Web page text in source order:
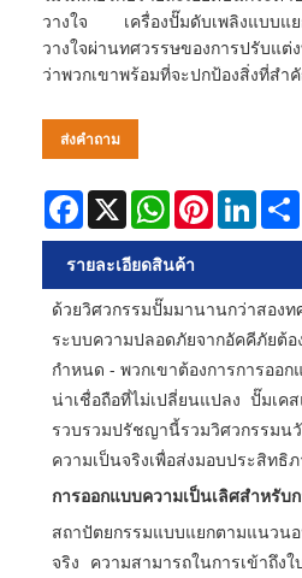
วางใจ เครื่องปั๊มดับเพลิงแบบแย
วางใจผ่านทศวรรษของการปรับแต่
ว่าพวกเขาพร้อมที่จะปกป้องสิ่งที่ส
ส่งคำถาม
Facebook
X WhatsAppPinterest
รายละเอียดสินค้า
ด้วยวิศวกรรมปั๊มมานานกว่าสองท
ระบบความปลอดภัยจากอัคคีภัยต้อ
กำหนด - พวกเขาต้องการการออ
น่าเชื่อถือที่ไม่เปลี่ยนแปลง ปั๊มเค
รวบรวมปรัชญานี้รวมวิศวกรรมน
ความเป็นจริงเพื่อส่งมอบประสิทธิ
การออกแบบความเป็นเลิศสำหรับ
สถาปัตยกรรมแบบแยกตามแนวน
จริง ความสามารถในการเข้าถึง